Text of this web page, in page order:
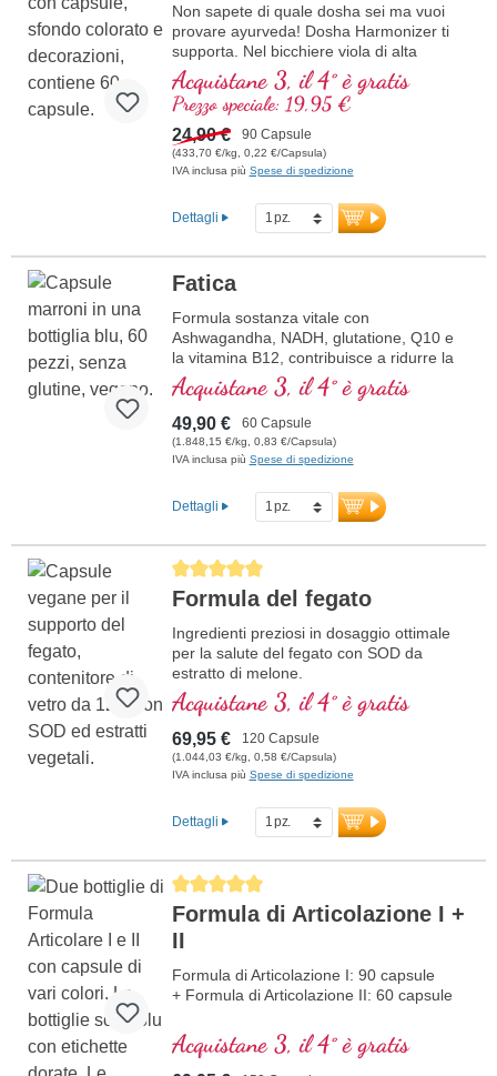
Non sapete di quale dosha sei ma vuoi
provare ayurveda! Dosha Harmonizer ti
supporta. Nel bicchiere viola di alta
qualità.
Acquistane 3, il 4° è gratis
Prezzo speciale: 19,95 €
24,90 € 90 Capsule
(433,70 €/kg, 0,22 €/Capsula)
IVA inclusa più Spese di spedizione
Dettagli
Fatica
Formula sostanza vitale con
Ashwagandha, NADH, glutatione, Q10 e
la vitamina B12, contribuisce a ridurre la
stanchezza e la fatica.
Acquistane 3, il 4° è gratis
49,90 € 60 Capsule
(1.848,15 €/kg, 0,83 €/Capsula)
IVA inclusa più Spese di spedizione
Dettagli
Average rating of 5 out of 5 stars
Formula del fegato
Ingredienti preziosi in dosaggio ottimale
per la salute del fegato con SOD da
estratto di melone.
Acquistane 3, il 4° è gratis
69,95 € 120 Capsule
(1.044,03 €/kg, 0,58 €/Capsula)
IVA inclusa più Spese di spedizione
Dettagli
Average rating of 5 out of 5 stars
Formula di Articolazione I +
II
Formula di Articolazione I: 90 capsule
+ Formula di Articolazione II: 60 capsule
Acquistane 3, il 4° è gratis